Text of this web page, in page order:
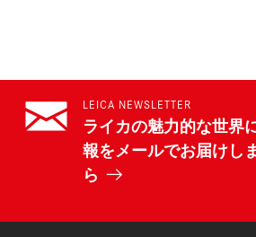
LEICA NEWSLETTER
ライカの魅力的な世界
報をメールでお届けし
ら